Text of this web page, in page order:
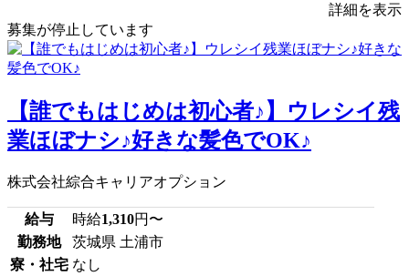
詳細を表示
募集が停止しています
【誰でもはじめは初心者♪】ウレシイ残
業ほぼナシ♪好きな髪色でOK♪
株式会社綜合キャリアオプション
給与 時給1,310円〜
勤務地
茨城県 土浦市
寮・社宅 なし